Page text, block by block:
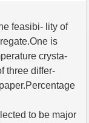
feasibi- lity of
is
crysta-
three differ-
to be major